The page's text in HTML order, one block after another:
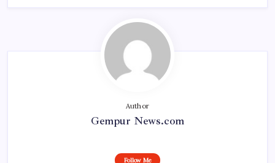
Author
Gempur News.com
Follow Me